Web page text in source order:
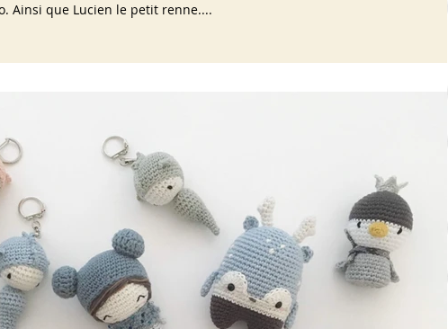
Ainsi que Lucien le petit renne....